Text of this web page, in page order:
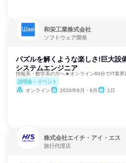
和栄工業株式会社
ソフトウェア開発
パズルを解くような楽しさ!巨大設
システムエンジニア
情報系・数学系の方へ★オンライン60分でIT業界
説明会・イベント
オンライン
2026年8月・9月 1日
株式会社エイチ・アイ・エス
旅行代理店